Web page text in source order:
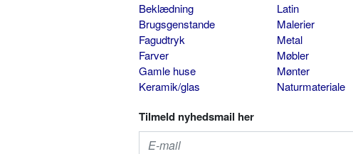
Beklædning
Brugsgenstande
Fagudtryk
Farver
Gamle huse
Keramik/glas
Latin
Malerier
Metal
Møbler
Mønter
Naturmateriale
Tilmeld nyhedsmail her